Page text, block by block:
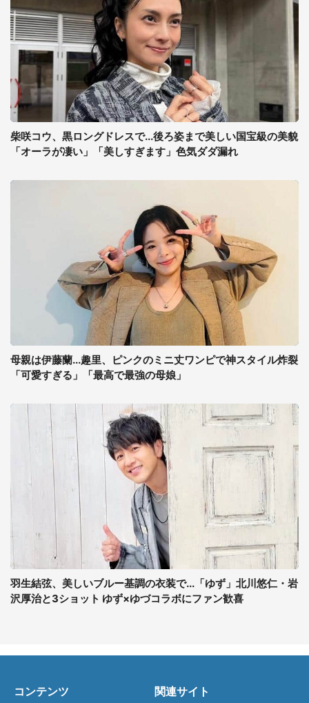
柴咲コウ、黒ロングドレスで...後ろ姿まで美しい国宝級の美貌
「オーラが凄い」「美しすぎます」色気ダダ漏れ
母親は伊藤蘭...趣里、ピンクのミニ丈ワンピで神スタイル炸裂
「可愛すぎる」「最高で最強の母娘」
羽生結弦、美しいブルー基調の衣装で...「ゆず」北川悠仁・岩
沢厚治と3ショット ゆず×ゆづコラボにファン歓喜
コンテンツ 関連サイト